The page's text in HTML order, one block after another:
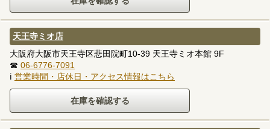
天王寺ミオ店
大阪府大阪市天王寺区悲田院町10-39 天王寺ミオ本館 9F
☎ 06-6776-7091
ℹ 営業時間・店休日・アクセス情報はこちら